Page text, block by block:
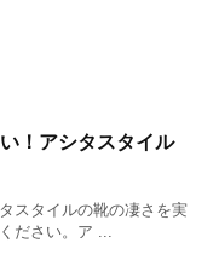
！アシタスタイル
スタイルの靴の凄さを実
ださい。ア ...